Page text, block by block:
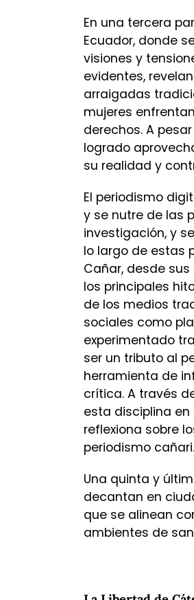
En una tercera
Ecuador, donde
visiones y
evidentes,
arraigadas
mujeres
derechos. A
logrado
su realidad y
El periodismo
y se nutre de las
investigación, y
lo largo de estas
Cañar, desde
los principales
de los medios
sociales como
experimentado
ser un tributo al
herramienta de
crítica. A través
esta disciplina
reflexiona sobre
periodismo cañari.
Una quinta y
decantan en
que se alinean
ambientes de